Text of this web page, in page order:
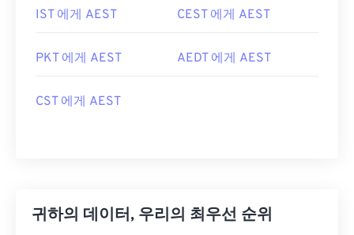
IST 에게 AEST CEST 에게 AEST
PKT 에게 AEST AEDT 에게 AEST
CST 에게 AEST
귀하의 데이터, 우리의 최우선 순위